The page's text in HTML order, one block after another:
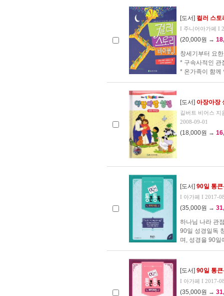
[도서] 컬러 스
I 주니어아가페 I
(20,000원 →
창세기부터 요
* 구속사적인 관
* 온가족이 함께
[도서] 아장아장
길버트 비어스 지
2008-09-01
(18,000원 →
[도서] 90일 통
I 아가페 I 2017-
(35,000원 →
하나님 나라 관
90일 성경일독
며, 성경을 90일
[도서] 90일 통
I 아가페 I 2017-
(35,000원 →